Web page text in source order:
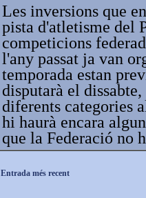
Les inversions que
pista d'atletisme del
competicions
l'any passat ja van
temporada estan
disputarà el
diferents categories
hi haurà encara
que la Federació no
Entrada més recent